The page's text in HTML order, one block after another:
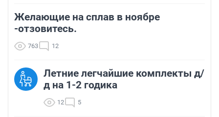
Желающие на сплав в ноябре
-отзовитесь.
763 12
Летние легчайшие комплекты д/
д на 1-2 годика
12 5